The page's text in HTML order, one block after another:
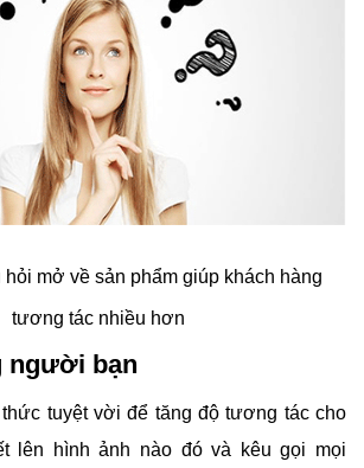
mở về sản phẩm giúp khách hàng
tương tác nhiều hơn
người bạn
tuyệt vời để tăng độ tương tác cho
lên hình ảnh nào đó và kêu gọi mọi